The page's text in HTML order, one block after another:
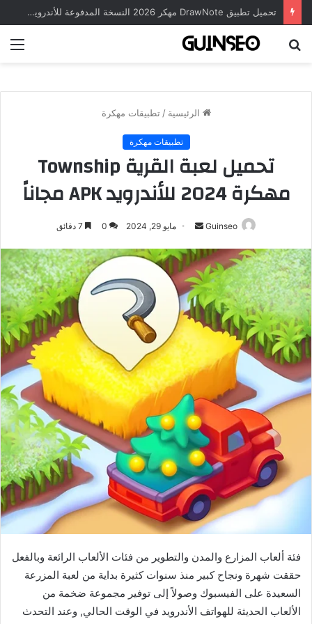
تحميل تطبيق DrawNote مهكر 2026 النسخة المدفوعة للأندرويد مجاناً
الرئيسية / تطبيقات مهكرة
تطبيقات مهكرة
تحميل لعبة القرية Township
مهكرة 2024 للأندرويد APK مجاناً
Guinseo
أرسل
إلكترونيا
مايو 29, 2024 0
فئة ألعاب المزارع والمدن والتطوير من فئات الألعاب الرائعة وبالفعل
حققت شهرة ونجاح كبير منذ سنوات كثيرة بداية من لعبة المزرعة
السعيدة على الفيسبوك وصولاً إلى توفير مجموعة ضخمة من
الألعاب الحديثة للهواتف الأندرويد في الوقت الحالي, وعند التحدث